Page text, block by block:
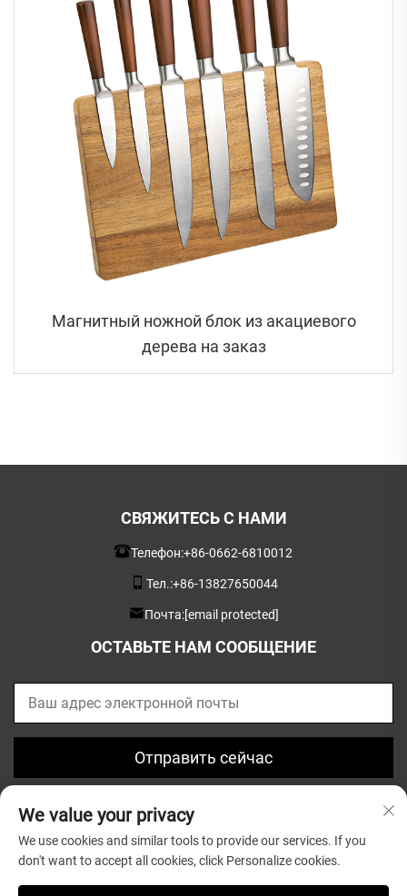
Магнитный ножной блок из акациевого
дерева на заказ
СВЯЖИТЕСЬ С НАМИ
Телефон:+86-0662-6810012
Тел.:+86-13827650044
Почта:[email protected]
ОСТАВЬТЕ НАМ СООБЩЕНИЕ
Отправить сейчас
© Авторское право 2025, Guangdong Greatsun Wooden
We value your privacy
We use cookies and similar tools to provide our services. If you
don't want to accept all cookies, click Personalize cookies.